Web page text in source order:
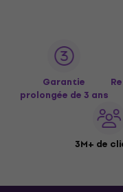
Garantie
prolongée de 3 ans
3M+ de